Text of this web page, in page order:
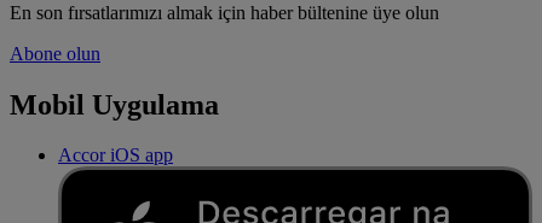
En son fırsatlarımızı almak için haber bültenine üye olun
Abone olun
Mobil Uygulama
Accor iOS app